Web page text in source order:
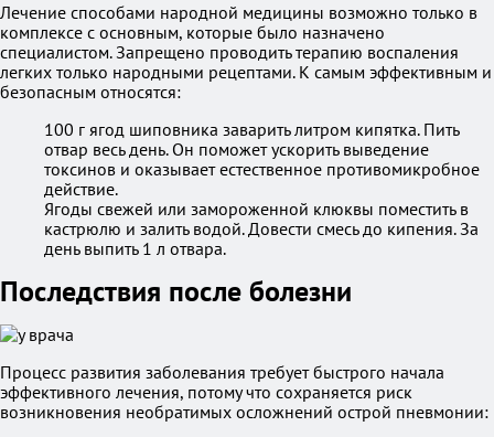
Лечение способами народной медицины возможно только в
комплексе с основным, которые было назначено
специалистом. Запрещено проводить терапию воспаления
легких только народными рецептами. К самым эффективным и
безопасным относятся:
100 г ягод шиповника заварить литром кипятка. Пить
отвар весь день. Он поможет ускорить выведение
токсинов и оказывает естественное противомикробное
действие.
Ягоды свежей или замороженной клюквы поместить в
кастрюлю и залить водой. Довести смесь до кипения. За
день выпить 1 л отвара.
Последствия после болезни
Процесс развития заболевания требует быстрого начала
эффективного лечения, потому что сохраняется риск
возникновения необратимых осложнений острой пневмонии: